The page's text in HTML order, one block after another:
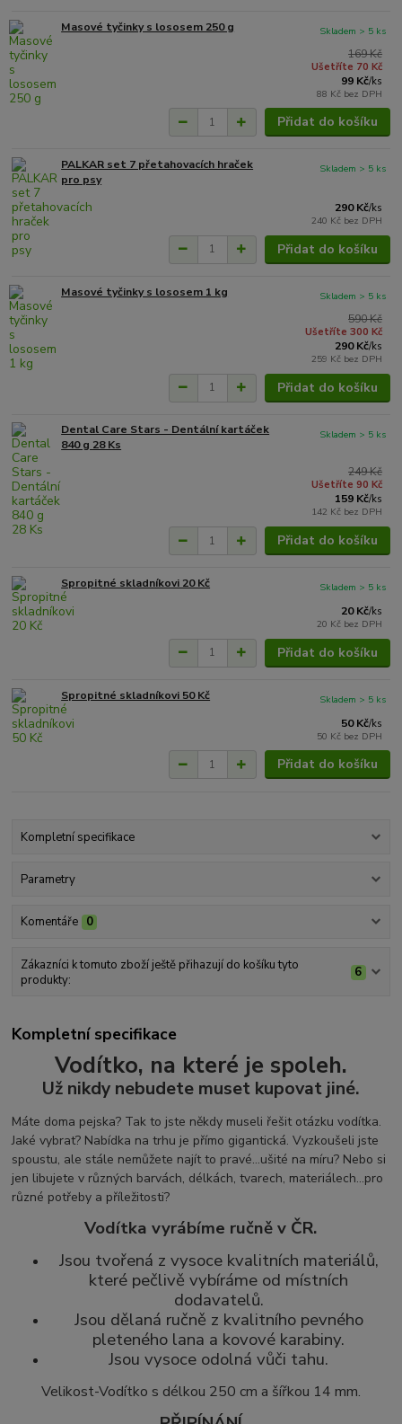
Masové tyčinky s lososem 250 g
169 Kč
Ušetříte 70 Kč
99 Kč/ks
88 Kč bez DPH
Skladem > 5 ks
Přidat do košíku
PALKAR set 7 přetahovacích hraček
pro psy
290 Kč/ks
240 Kč bez DPH
Skladem > 5 ks
Přidat do košíku
Masové tyčinky s lososem 1 kg
590 Kč
Ušetříte 300 Kč
290 Kč/ks
259 Kč bez DPH
Skladem > 5 ks
Přidat do košíku
Dental Care Stars - Dentální kartáček
840 g 28 Ks
249 Kč
Ušetříte 90 Kč
159 Kč/ks
142 Kč bez DPH
Skladem > 5 ks
Přidat do košíku
Spropitné skladníkovi 20 Kč
20 Kč/ks
20 Kč bez DPH
Skladem > 5 ks
Přidat do košíku
Spropitné skladníkovi 50 Kč
50 Kč/ks
50 Kč bez DPH
Skladem > 5 ks
Přidat do košíku
Kompletní specifikace
Parametry
Komentáře 0
Zákazníci k tomuto zboží ještě přihazují do košíku tyto
produkty:
6
Kompletní specifikace
Vodítko, na které je spoleh.
Už nikdy nebudete muset kupovat jiné.
Máte doma pejska? Tak to jste někdy museli řešit otázku vodítka.
Jaké vybrat? Nabídka na trhu je přímo gigantická. Vyzkoušeli jste
spoustu, ale stále nemůžete najít to pravé...ušité na míru? Nebo si
jen libujete v různých barvách, délkách, tvarech, materiálech...pro
různé potřeby a příležitosti?
Vodítka vyrábíme ručně v ČR.
Jsou tvořená z vysoce kvalitních materiálů,
které pečlivě vybíráme od místních
dodavatelů.
Jsou dělaná ručně z kvalitního pevného
pleteného lana a kovové karabiny.
Jsou vysoce odolná vůči tahu.
Velikost-Vodítko s délkou 250 cm a šířkou 14 mm.